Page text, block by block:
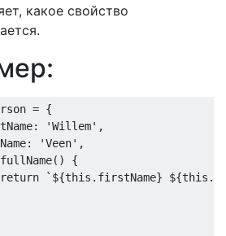
какое свойство
= {
: 'Willem' ,
: 'Veen' ,
fullName()
{
return
` ${this . firstName} ${this .